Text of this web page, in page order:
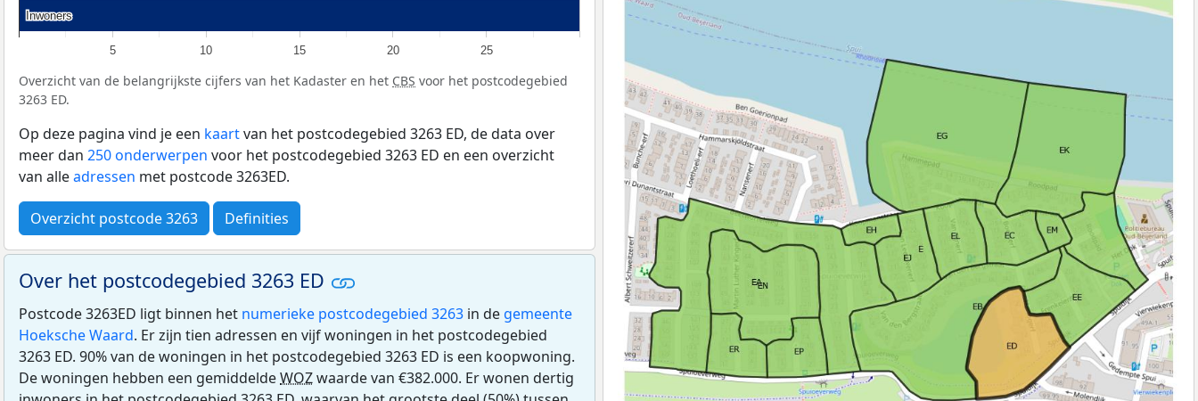
5 10 15 20 25
Inwoners
Inwoners
Overzicht van de belangrijkste cijfers van het Kadaster en het CBS voor het postcodegebied
3263 ED.
Op deze pagina vind je een kaartvan het postcodegebied 3263 ED, de data over
meer dan 250 onderwerpen voor het postcodegebied 3263 ED en een overzicht
van alleadressen met postcode 3263ED.
Overzicht postcode 3263 Definities
Over het postcodegebied 3263 ED
Postcode 3263ED ligt binnen het numerieke postcodegebied 3263 in de gemeente
Hoeksche Waard. Er zijn tien adressen en vijf woningen in het postcodegebied
3263 ED. 90% van de woningen in het postcodegebied 3263 ED is een koopwoning.
De woningen hebben een gemiddeldeWOZwaarde van €382.000. Er wonen dertig